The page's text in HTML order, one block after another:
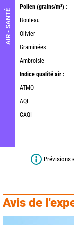
AIR - SANTÉ
Pollen (grains/m³) :
Bouleau
Olivier
Graminées
Ambroisie
Indice qualité air :
ATMO
AQI
CAQI
Prévisions
Avis de